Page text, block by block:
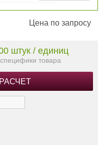
Цена по запросу
штук / единиц
товара